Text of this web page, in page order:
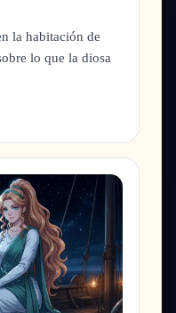
la habitación de
lo que la diosa